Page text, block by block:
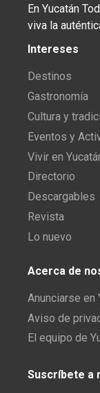
En Yucatán
viva la
Intereses
Destinos
Gastronomía
Cultura y
Eventos y
Vivir en
Directorio
Descargables
Revista
Lo nuevo
Acerca de
Anunciarse en
Aviso de
El equipo de
Suscríbete a